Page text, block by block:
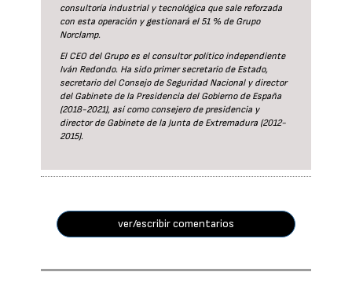
consultoría industrial y tecnológica que sale reforzada
con esta operación y gestionará el 51 % de Grupo
Norclamp.
El CEO del Grupo es el consultor político independiente
Iván Redondo. Ha sido primer secretario de Estado,
secretario del Consejo de Seguridad Nacional y director
del Gabinete de la Presidencia del Gobierno de España
(2018-2021), así como consejero de presidencia y
director de Gabinete de la Junta de Extremadura (2012-
2015).
ver/escribir comentarios